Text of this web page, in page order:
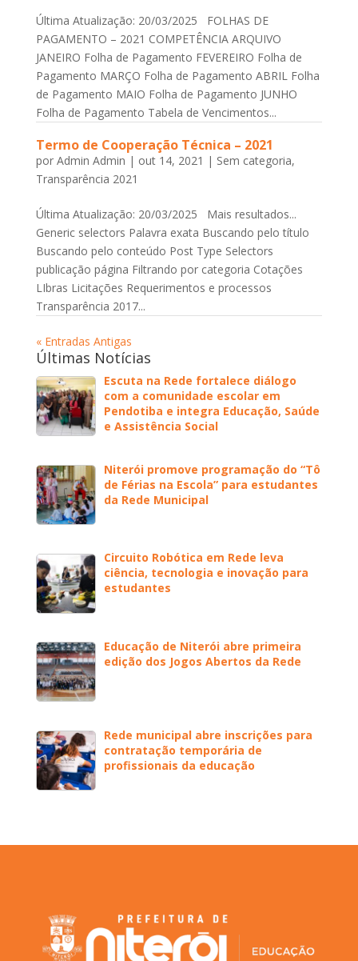
Última Atualização: 20/03/2025 FOLHAS DE
PAGAMENTO – 2021 COMPETÊNCIA ARQUIVO
JANEIRO Folha de Pagamento FEVEREIRO Folha de
Pagamento MARÇO Folha de Pagamento ABRIL Folha
de Pagamento MAIO Folha de Pagamento JUNHO
Folha de Pagamento Tabela de Vencimentos...
Termo de Cooperação Técnica – 2021
por Admin Admin | out 14, 2021 | Sem categoria,
Transparência 2021
Última Atualização: 20/03/2025 Mais resultados...
Generic selectors Palavra exata Buscando pelo título
Buscando pelo conteúdo Post Type Selectors
publicação página Filtrando por categoria Cotações
LIbras Licitações Requerimentos e processos
Transparência 2017...
« Entradas Antigas
Últimas Notícias
Escuta na Rede fortalece diálogo
com a comunidade escolar em
Pendotiba e integra Educação, Saúde
e Assistência Social
Niterói promove programação do “Tô
de Férias na Escola” para estudantes
da Rede Municipal
Circuito Robótica em Rede leva
ciência, tecnologia e inovação para
estudantes
Educação de Niterói abre primeira
edição dos Jogos Abertos da Rede
Rede municipal abre inscrições para
contratação temporária de
profissionais da educação